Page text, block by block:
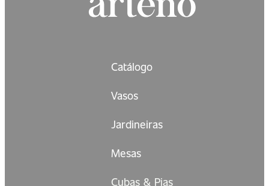
Catálogo
Vasos
Jardineiras
Mesas
Cubas & Pias